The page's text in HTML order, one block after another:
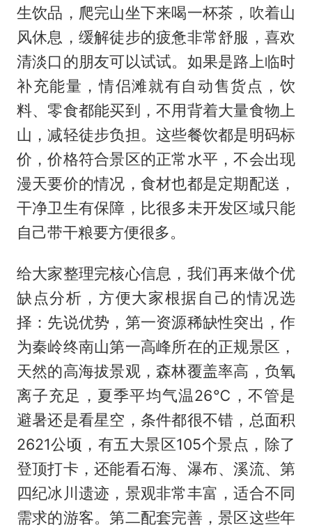
生饮品，爬完山坐下来喝一杯茶，吹着山
风休息，缓解徒步的疲惫非常舒服，喜欢
清淡口的朋友可以试试。如果是路上临时
补充能量，情侣滩就有自动售货点，饮
料、零食都能买到，不用背着大量食物上
山，减轻徒步负担。这些餐饮都是明码标
价，价格符合景区的正常水平，不会出现
漫天要价的情况，食材也都是定期配送，
干净卫生有保障，比很多未开发区域只能
自己带干粮要方便很多。
给大家整理完核心信息，我们再来做个优
缺点分析，方便大家根据自己的情况选
择：先说优势，第一资源稀缺性突出，作
为秦岭终南山第一高峰所在的正规景区，
天然的高海拔景观，森林覆盖率高，负氧
离子充足，夏季平均气温26℃，不管是
避暑还是看星空，条件都很不错，总面积
2621公顷，有五大景区105个景点，除了
登顶打卡，还能看石海、瀑布、溪流、第
四纪冰川遗迹，景观非常丰富，适合不同
需求的游客。第二配套完善，景区这些年